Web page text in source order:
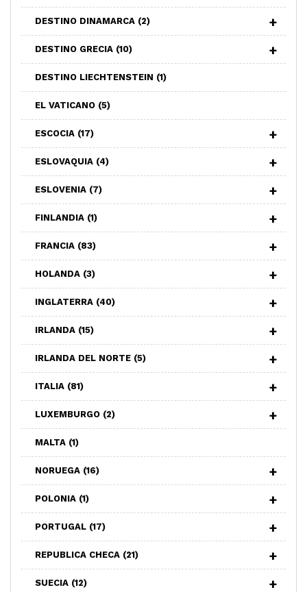
DESTINO DINAMARCA (2)
DESTINO GRECIA (10)
DESTINO LIECHTENSTEIN (1)
EL VATICANO (5)
ESCOCIA (17)
ESLOVAQUIA (4)
ESLOVENIA (7)
FINLANDIA (1)
FRANCIA (83)
HOLANDA (3)
INGLATERRA (40)
IRLANDA (15)
IRLANDA DEL NORTE (5)
ITALIA (81)
LUXEMBURGO (2)
MALTA (1)
NORUEGA (16)
POLONIA (1)
PORTUGAL (17)
REPUBLICA CHECA (21)
SUECIA (12)